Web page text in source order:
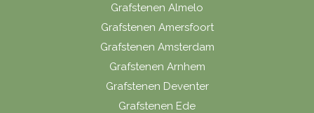
Grafstenen Almelo
Grafstenen Amersfoort
Grafstenen Amsterdam
Grafstenen Arnhem
Grafstenen Deventer
Grafstenen Ede